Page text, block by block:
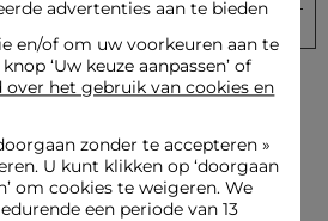
advertenties aan te bieden
en/of om uw voorkeuren aan te
‘Uw keuze aanpassen’ of
over het gebruik van cookies en
zonder te accepteren»
U kunt klikken op ‘doorgaan
om cookies te weigeren. We
een periode van 13